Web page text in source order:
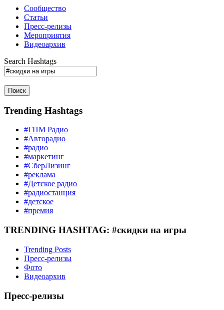
Сообщество
Статьи
Пресс-релизы
Мероприятия
Видеоархив
Search Hashtags
Поиск
Trending Hashtags
#ГПМ Радио
#Авторадио
#радио
#маркетинг
#СберЛизинг
#реклама
#Детское радио
#радиостанция
#детское
#премия
TRENDING HASHTAG: #скидки на игры
Trending Posts
Пресс-релизы
Фото
Видеоархив
Пресс-релизы